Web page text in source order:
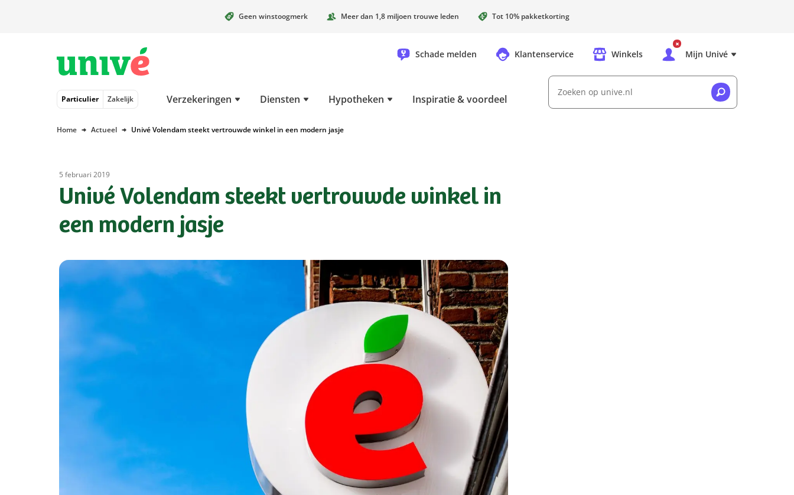
Geen winstoogmerk Meer dan 1,8 miljoen trouwe leden Tot 10% pakketkorting
Schade melden Klantenservice Winkels Mijn Univé
Particulier Zakelijk Verzekeringen Diensten Hypotheken Inspiratie & voordeel
Zoeken op unive.nl
Home Actueel Univé Volendam steekt vertrouwde winkel in een modern jasje
5 februari 2019
Univé Volendam steekt vertrouwde winkel in
een modern jasje